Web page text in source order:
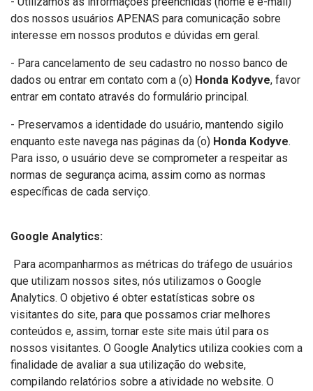
dos nossos usuários APENAS para comunicação sobre
interesse em nossos produtos e dúvidas em geral.
- Para cancelamento de seu cadastro no nosso banco de
dados ou entrar em contato com a (o) Honda Kodyve, favor
entrar em contato através do formulário principal.
- Preservamos a identidade do usuário, mantendo sigilo
enquanto este navega nas páginas da (o) Honda Kodyve.
Para isso, o usuário deve se comprometer a respeitar as
normas de segurança acima, assim como as normas
específicas de cada serviço.
Google Analytics:
Para acompanharmos as métricas do tráfego de usuários
que utilizam nossos sites, nós utilizamos o Google
Analytics. O objetivo é obter estatísticas sobre os
visitantes do site, para que possamos criar melhores
conteúdos e, assim, tornar este site mais útil para os
nossos visitantes. O Google Analytics utiliza cookies com a
finalidade de avaliar a sua utilização do website,
compilando relatórios sobre a atividade no website. O